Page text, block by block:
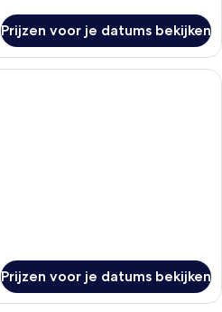
Prijzen voor je datums bekijken
Een hotelkamer met een bureau,
Prijzen voor je datums bekijken